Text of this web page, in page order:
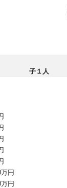
子１人
円
円